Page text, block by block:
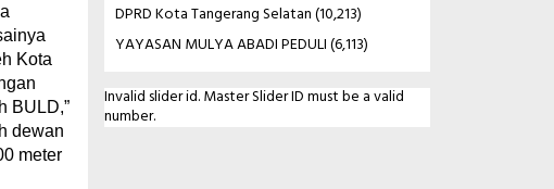
Kota
BULD,”
dewan
meter
DPRD Kota Tangerang Selatan(10,213)
YAYASAN MULYA ABADI PEDULI(6,113)
Invalid slider id. Master Slider ID must be a valid
number.